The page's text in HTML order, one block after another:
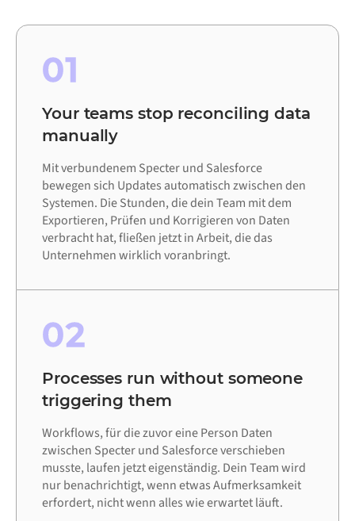
01
Your teams stop reconciling data
manually
Mit verbundenem Specter und Salesforce
bewegen sich Updates automatisch zwischen den
Systemen. Die Stunden, die dein Team mit dem
Exportieren, Prüfen und Korrigieren von Daten
verbracht hat, fließen jetzt in Arbeit, die das
Unternehmen wirklich voranbringt.
02
Processes run without someone
triggering them
Workflows, für die zuvor eine Person Daten
zwischen Specter und Salesforce verschieben
musste, laufen jetzt eigenständig. Dein Team wird
nur benachrichtigt, wenn etwas Aufmerksamkeit
erfordert, nicht wenn alles wie erwartet läuft.